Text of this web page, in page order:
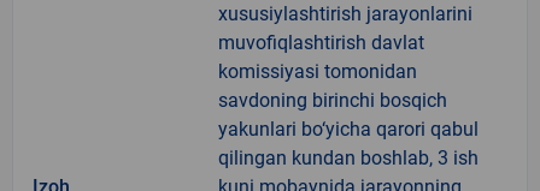
xususiylashtirish jarayonlarini
muvofiqlashtirish davlat
komissiyasi tomonidan
savdoning birinchi bosqich
yakunlari bo‘yicha qarori qabul
qilingan kundan boshlab, 3 ish